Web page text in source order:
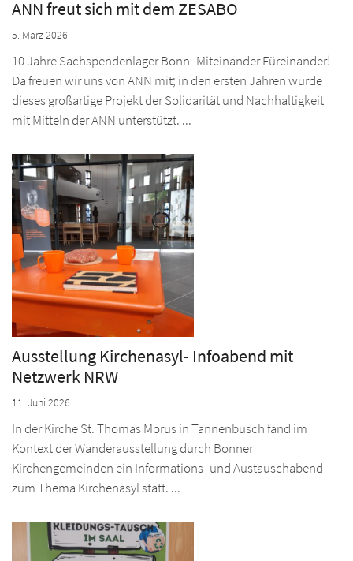
ANN freut sich mit dem ZESABO
5. März 2026
10 Jahre Sachspendenlager Bonn- Miteinander Füreinander!
Da freuen wir uns von ANN mit; in den ersten Jahren wurde
dieses großartige Projekt der Solidarität und Nachhaltigkeit
mit Mitteln der ANN unterstützt. ...
Ausstellung Kirchenasyl- Infoabend mit
Netzwerk NRW
11. Juni 2026
In der Kirche St. Thomas Morus in Tannenbusch fand im
Kontext der Wanderausstellung durch Bonner
Kirchengemeinden ein Informations- und Austauschabend
zum Thema Kirchenasyl statt. ...